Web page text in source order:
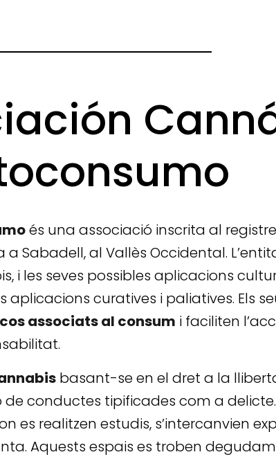
és una associació inscrita al
Sabadell, al Vallès Occidental.
les seves possibles aplicacions
curatives i paliatives. Els
associats al consum i faciliten
basant-se en el dret a la
de conductes tipificades com a
es realitzen estudis, s’intercanvien
Aquests espais es troben